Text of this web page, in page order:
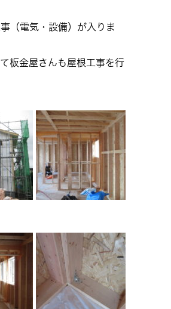
（電気・設備）が入りま
板金屋さんも屋根工事を行